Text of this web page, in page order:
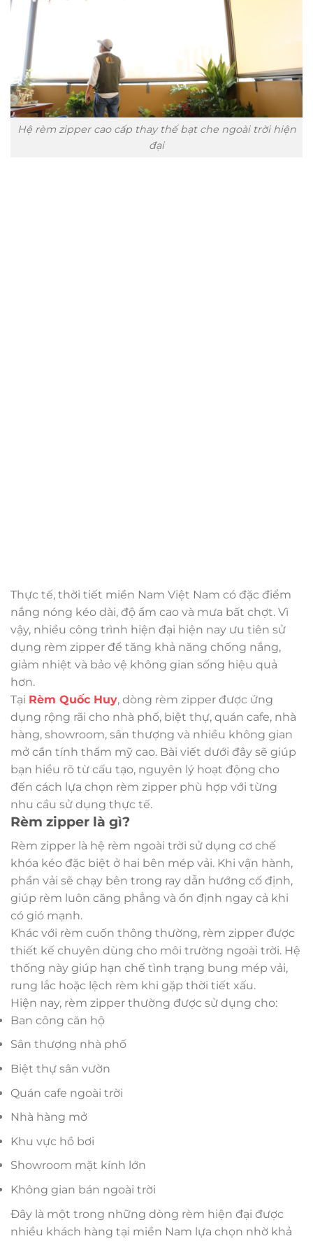
Hệ rèm zipper cao cấp thay thế bạt che ngoài trời hiện
đại
Thực tế, thời tiết miền Nam Việt Nam có đặc điểm
nắng nóng kéo dài, độ ẩm cao và mưa bất chợt. Vì
vậy, nhiều công trình hiện đại hiện nay ưu tiên sử
dụng rèm zipper để tăng khả năng chống nắng,
giảm nhiệt và bảo vệ không gian sống hiệu quả
hơn.
Tại Rèm Quốc Huy, dòng rèm zipper được ứng
dụng rộng rãi cho nhà phố, biệt thự, quán cafe, nhà
hàng, showroom, sân thượng và nhiều không gian
mở cần tính thẩm mỹ cao. Bài viết dưới đây sẽ giúp
bạn hiểu rõ từ cấu tạo, nguyên lý hoạt động cho
đến cách lựa chọn rèm zipper phù hợp với từng
nhu cầu sử dụng thực tế.
Rèm zipper là gì?
Rèm zipper là hệ rèm ngoài trời sử dụng cơ chế
khóa kéo đặc biệt ở hai bên mép vải. Khi vận hành,
phần vải sẽ chạy bên trong ray dẫn hướng cố định,
giúp rèm luôn căng phẳng và ổn định ngay cả khi
có gió mạnh.
Khác với rèm cuốn thông thường, rèm zipper được
thiết kế chuyên dùng cho môi trường ngoài trời. Hệ
thống này giúp hạn chế tình trạng bung mép vải,
rung lắc hoặc lệch rèm khi gặp thời tiết xấu.
Hiện nay, rèm zipper thường được sử dụng cho:
Ban công căn hộ
Sân thượng nhà phố
Biệt thự sân vườn
Quán cafe ngoài trời
Nhà hàng mở
Khu vực hồ bơi
Showroom mặt kính lớn
Không gian bán ngoài trời
Đây là một trong những dòng rèm hiện đại được
nhiều khách hàng tại miền Nam lựa chọn nhờ khả